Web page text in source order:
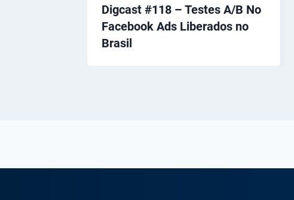
Digcast #118 – Testes A/B No
Facebook Ads Liberados no
Brasil